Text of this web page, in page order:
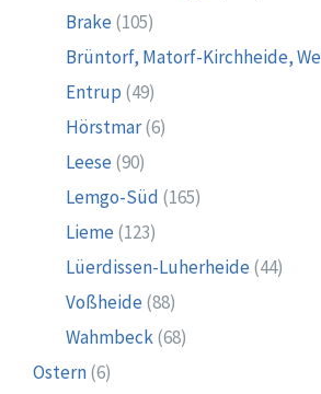
Brake (105)
Brüntorf, Matorf-Kirchheide,
Entrup (49)
Hörstmar(6)
Leese (90)
Lemgo-Süd (165)
Lieme (123)
Lüerdissen-Luherheide (44)
Voßheide (88)
Wahmbeck(68)
Ostern(6)